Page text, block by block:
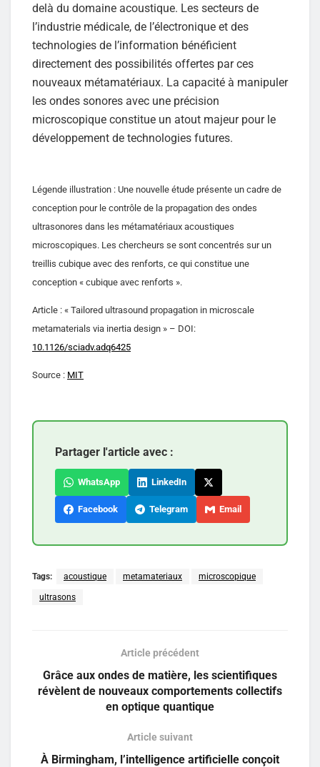
delà du domaine acoustique. Les secteurs de
l’industrie médicale, de l’électronique et des
technologies de l’information bénéficient
directement des possibilités offertes par ces
nouveaux métamatériaux. La capacité à manipuler
les ondes sonores avec une précision
microscopique constitue un atout majeur pour le
développement de technologies futures.
Légende illustration : Une nouvelle étude présente un cadre de
conception pour le contrôle de la propagation des ondes
ultrasonores dans les métamatériaux acoustiques
microscopiques. Les chercheurs se sont concentrés sur un
treillis cubique avec des renforts, ce qui constitue une
conception « cubique avec renforts ».
Article : « Tailored ultrasound propagation in microscale
metamaterials via inertia design » – DOI:
10.1126/sciadv.adq6425
Source : MIT
Partager l'article avec :
WhatsApp LinkedIn
Facebook Telegram Email
Tags: acoustique metamateriaux microscopique
ultrasons
Article précédent
Grâce aux ondes de matière, les scientifiques
révèlent de nouveaux comportements collectifs
en optique quantique
Article suivant
À Birmingham, l’intelligence artificielle conçoit